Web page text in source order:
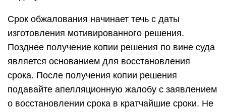
Срок обжалования начинает течь с даты
изготовления мотивированного решения.
Позднее получение копии решения по вине суда
является основанием для восстановления
срока. После получения копии решения
подавайте апелляционную жалобу с заявлением
о восстановлении срока в кратчайшие сроки. Не